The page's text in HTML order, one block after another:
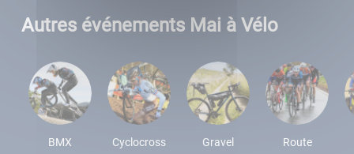
Autres événements Mai à Vélo
BMX Cyclocross Gravel Route